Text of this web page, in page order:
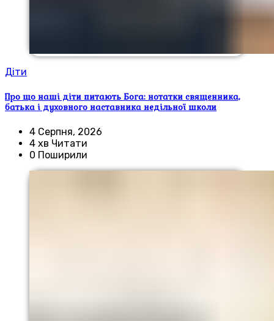
Діти
Про що наші діти питають Бога: нотатки священника,
батька і духовного наставника недільної школи
4 Серпня, 2026
4 хв Читати
0 Поширили